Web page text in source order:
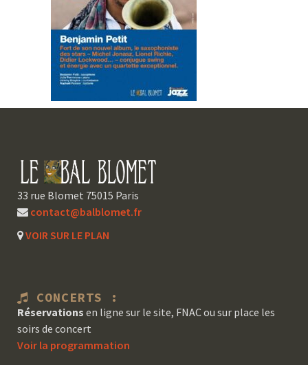
33 rue Blomet 75015 Paris
contact@balblomet.fr
VOIR SUR LE PLAN
CONCERTS :
Réservations en ligne sur le site, FNAC ou sur place les
soirs de concert
Voir la programmation